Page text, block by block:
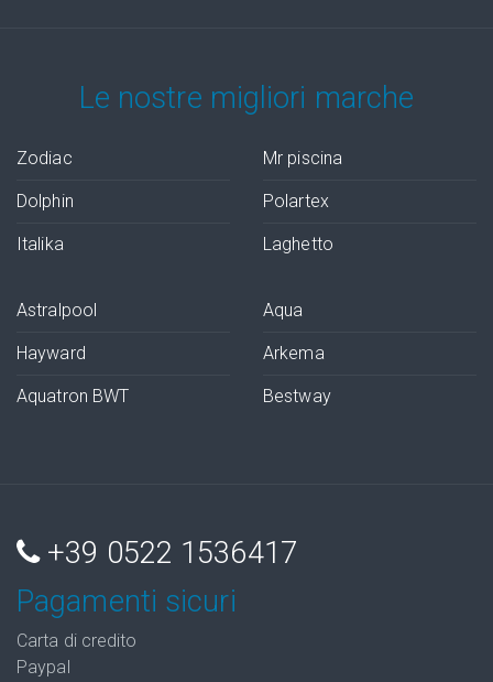
Le nostre migliori marche
Zodiac
Dolphin
Italika
Mr piscina
Polartex
Laghetto
Astralpool
Hayward
Aquatron BWT
Aqua
Arkema
Bestway
+39 0522 1536417
Pagamenti sicuri
Carta di credito
Paypal